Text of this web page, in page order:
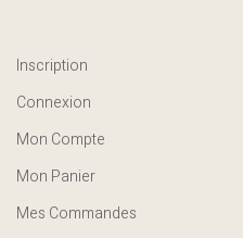
Inscription
Connexion
Mon Compte
Mon Panier
Mes Commandes